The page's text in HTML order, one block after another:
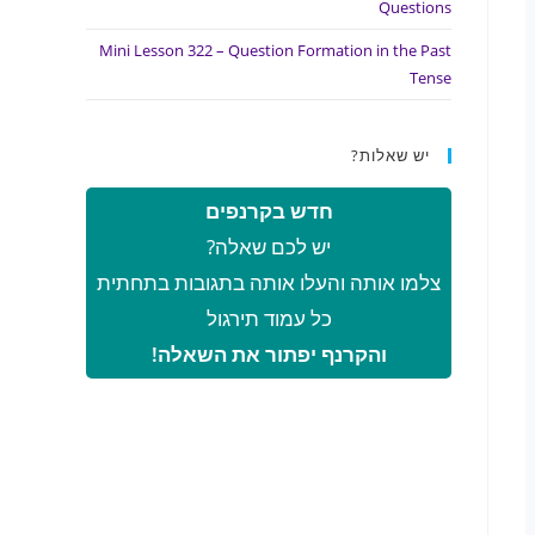
Questions
Mini Lesson 322 – Question Formation in the Past
Tense
יש שאלות?
חדש בקרנפים
יש לכם שאלה?
צלמו אותה והעלו אותה בתגובות בתחתית
כל עמוד תירגול
והקרנף יפתור את השאלה!